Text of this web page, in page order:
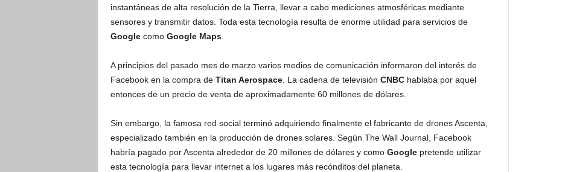
instantáneas de alta resolución de la Tierra, llevar a cabo mediciones atmosféricas mediante
sensores y transmitir datos. Toda esta tecnología resulta de enorme utilidad para servicios de
Googlecomo Google Maps.
A principios del pasado mes de marzo varios medios de comunicación informaron del interés de
Facebook en la compra de Titan Aerospace. La cadena de televisión CNBChablaba por aquel
entonces de un precio de venta de aproximadamente 60 millones de dólares.
Sin embargo, la famosa red social terminó adquiriendo finalmente el fabricante de drones Ascenta,
especializado también en la producción de drones solares. Según The Wall Journal, Facebook
habría pagado por Ascenta alrededor de 20 millones de dólares y como Googlepretende utilizar
esta tecnología para llevar internet a los lugares más recónditos del planeta.